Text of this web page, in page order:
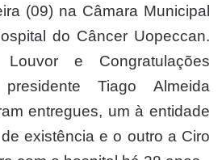
(09) na Câmara Municipal
do Câncer Uopeccan.
e Congratulações
Tiago Almeida
entregues, um à entidade
existência e o outro a Ciro